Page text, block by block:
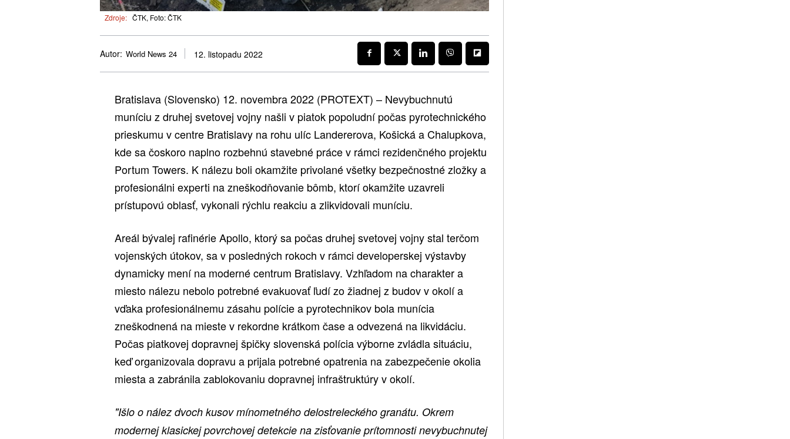
Zdroje: ČTK, Foto: ČTK
Autor: World News 24 12. listopadu 2022
Bratislava (Slovensko) 12. novembra 2022 (PROTEXT) – Nevybuchnutú
muníciu z druhej svetovej vojny našli v piatok popoludní počas pyrotechnického
prieskumu v centre Bratislavy na rohu ulíc Landererova, Košická a Chalupkova,
kde sa čoskoro naplno rozbehnú stavebné práce v rámci rezidenčného projektu
Portum Towers. K nálezu boli okamžite privolané všetky bezpečnostné zložky a
profesionálni experti na zneškodňovanie bômb, ktorí okamžite uzavreli
prístupovú oblasť, vykonali rýchlu reakciu a zlikvidovali muníciu.
Areál bývalej rafinérie Apollo, ktorý sa počas druhej svetovej vojny stal terčom
vojenských útokov, sa v posledných rokoch v rámci developerskej výstavby
dynamicky mení na moderné centrum Bratislavy. Vzhľadom na charakter a
miesto nálezu nebolo potrebné evakuovať ľudí zo žiadnej z budov v okolí a
vďaka profesionálnemu zásahu polície a pyrotechnikov bola munícia
zneškodnená na mieste v rekordne krátkom čase a odvezená na likvidáciu.
Počas piatkovej dopravnej špičky slovenská polícia výborne zvládla situáciu,
keď organizovala dopravu a prijala potrebné opatrenia na zabezpečenie okolia
miesta a zabránila zablokovaniu dopravnej infraštruktúry v okolí.
"Išlo o nález dvoch kusov mínometného delostreleckého granátu. Okrem
modernej klasickej povrchovej detekcie na zisťovanie prítomnosti nevybuchnutej